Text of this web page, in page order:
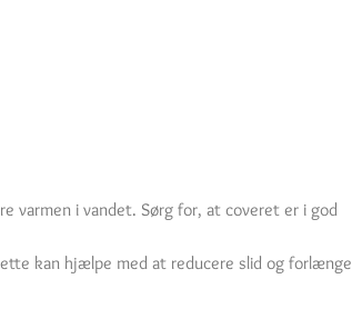
varmen i vandet. Sørg for, at coveret er i god
kan hjælpe med at reducere slid og forlænge